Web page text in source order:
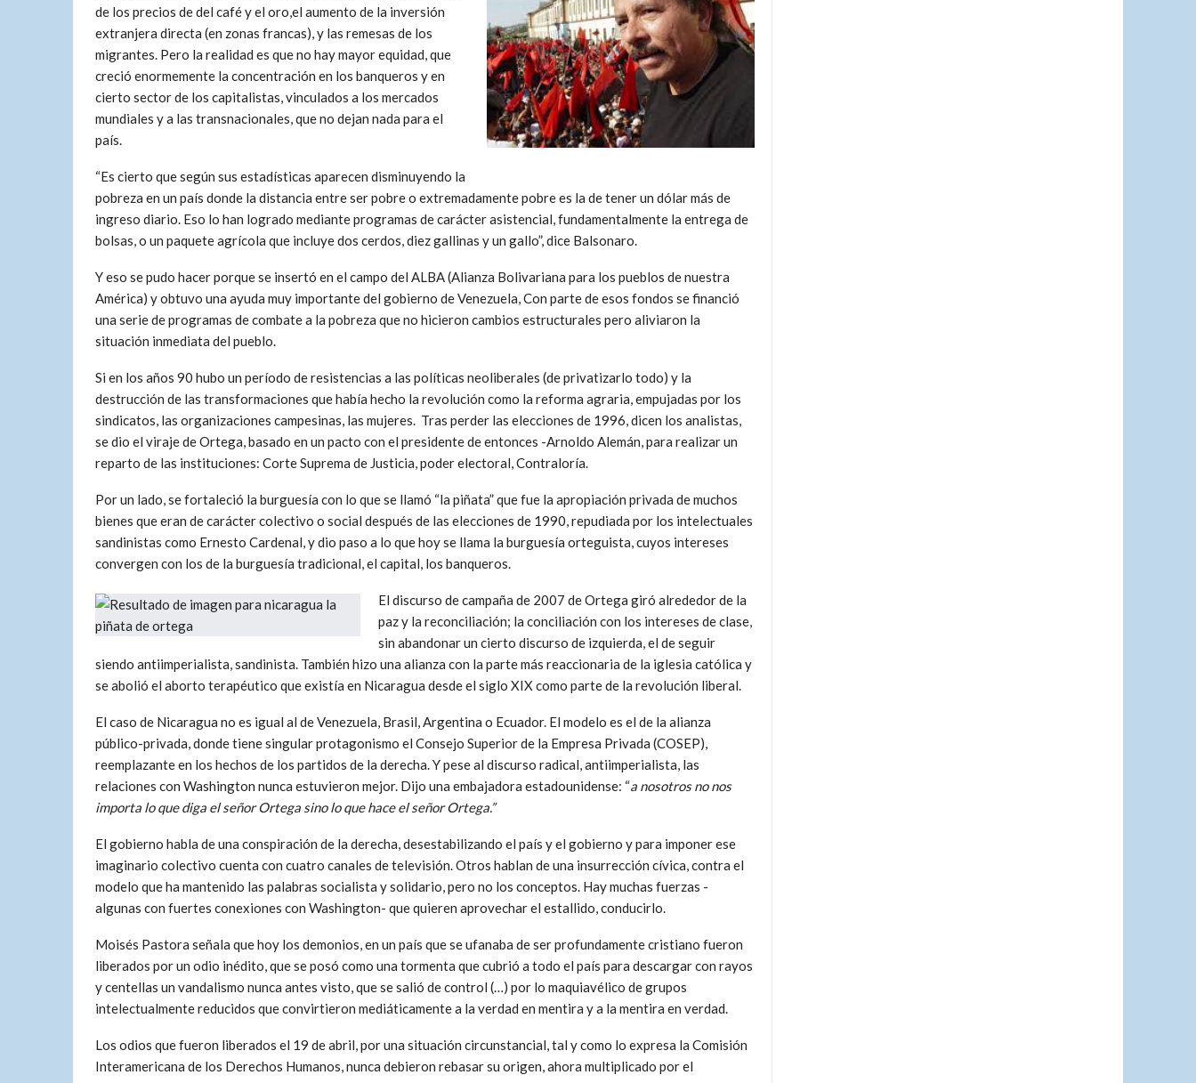
de los precios de del café y el oro,el aumento de la inversión
extranjera directa (en zonas francas), y las remesas de los
migrantes. Pero la realidad es que no hay mayor equidad, que
creció enormemente la concentración en los banqueros y en
cierto sector de los capitalistas, vinculados a los mercados
mundiales y a las transnacionales, que no dejan nada para el
país.
“Es cierto que según sus estadísticas aparecen disminuyendo la
pobreza en un país donde la distancia entre ser pobre o extremadamente pobre es la de tener un dólar más de
ingreso diario. Eso lo han logrado mediante programas de carácter asistencial, fundamentalmente la entrega de
bolsas, o un paquete agrícola que incluye dos cerdos, diez gallinas y un gallo”, dice Balsonaro.
Y eso se pudo hacer porque se insertó en el campo del ALBA (Alianza Bolivariana para los pueblos de nuestra
América) y obtuvo una ayuda muy importante del gobierno de Venezuela, Con parte de esos fondos se financió
una serie de programas de combate a la pobreza que no hicieron cambios estructurales pero aliviaron la
situación inmediata del pueblo.
Si en los años 90 hubo un período de resistencias a las políticas neoliberales (de privatizarlo todo) y la
destrucción de las transformaciones que había hecho la revolución como la reforma agraria, empujadas por los
sindicatos, las organizaciones campesinas, las mujeres. Tras perder las elecciones de 1996, dicen los analistas,
se dio el viraje de Ortega, basado en un pacto con el presidente de entonces -Arnoldo Alemán, para realizar un
reparto de las instituciones: Corte Suprema de Justicia, poder electoral, Contraloría.
Por un lado, se fortaleció la burguesía con lo que se llamó “la piñata” que fue la apropiación privada de muchos
bienes que eran de carácter colectivo o social después de las elecciones de 1990, repudiada por los intelectuales
sandinistas como Ernesto Cardenal, y dio paso a lo que hoy se llama la burguesía orteguista, cuyos intereses
convergen con los de la burguesía tradicional, el capital, los banqueros.
El discurso de campaña de 2007 de Ortega giró alrededor de la
paz y la reconciliación; la conciliación con los intereses de clase,
sin abandonar un cierto discurso de izquierda, el de seguir
siendo antiimperialista, sandinista. También hizo una alianza con la parte más reaccionaria de la iglesia católica y
se abolió el aborto terapéutico que existía en Nicaragua desde el siglo XIX como parte de la revolución liberal.
El caso de Nicaragua no es igual al de Venezuela, Brasil, Argentina o Ecuador. El modelo es el de la alianza
público-privada, donde tiene singular protagonismo el Consejo Superior de la Empresa Privada (COSEP),
reemplazante en los hechos de los partidos de la derecha. Y pese al discurso radical, antiimperialista, las
relaciones con Washington nunca estuvieron mejor. Dijo una embajadora estadounidense: “a nosotros no nos
importa lo que diga el señor Ortega sino lo que hace el señor Ortega.”
El gobierno habla de una conspiración de la derecha, desestabilizando el país y el gobierno y para imponer ese
imaginario colectivo cuenta con cuatro canales de televisión. Otros hablan de una insurrección cívica, contra el
modelo que ha mantenido las palabras socialista y solidario, pero no los conceptos. Hay muchas fuerzas -
algunas con fuertes conexiones con Washington- que quieren aprovechar el estallido, conducirlo.
Moisés Pastora señala que hoy los demonios, en un país que se ufanaba de ser profundamente cristiano fueron
liberados por un odio inédito, que se posó como una tormenta que cubrió a todo el país para descargar con rayos
y centellas un vandalismo nunca antes visto, que se salió de control (…) por lo maquiavélico de grupos
intelectualmente reducidos que convirtieron mediáticamente a la verdad en mentira y a la mentira en verdad.
Los odios que fueron liberados el 19 de abril, por una situación circunstancial, tal y como lo expresa la Comisión
Interamericana de los Derechos Humanos, nunca debieron rebasar su origen, ahora multiplicado por el